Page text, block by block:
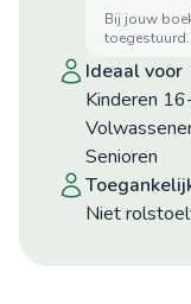
bij jouw boeking krijg je het exacte adres
toegestuurd.
ideaal voor
Kinderen
Senioren
niet